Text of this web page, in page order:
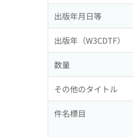
出版年月日等
出版年（W3CDTF）
数量
その他のタイトル
件名標目